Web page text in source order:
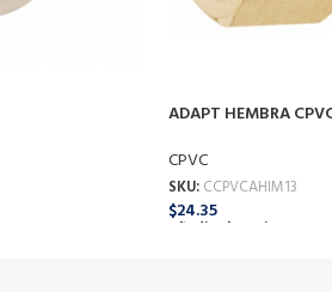
ADAPT HEMBRA
CPVC
SKU: CCPVCAHIM13
$24.35
Añadir Al Carrito